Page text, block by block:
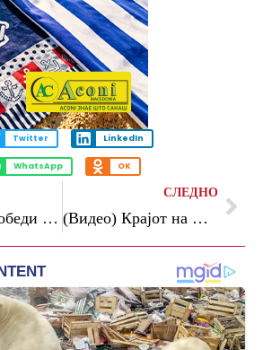
Twitter LinkedIn
WhatsApp OK
ГРК Охрид победи кај Татабања, еден меч го дели од триумфален крај на европската сезона
СЛЕДНО
(Видео) Крајот на Премиер лигата никогаш не бил поемотивен